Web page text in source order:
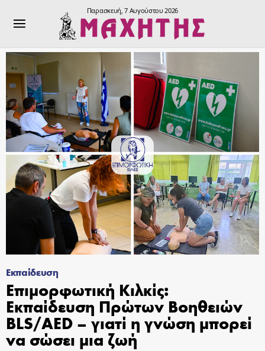
Παρασκευή, 7 Αυγούστου 2026
Εκπαίδευση
Επιμορφωτική Κιλκίς:
Εκπαίδευση Πρώτων Βοηθειών
BLS/AED – γιατί η γνώση μπορεί
να σώσει μια ζωή